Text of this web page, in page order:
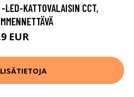
LED-KATTOVALAISIN CCT,
EUR
LISÄTIETOJA